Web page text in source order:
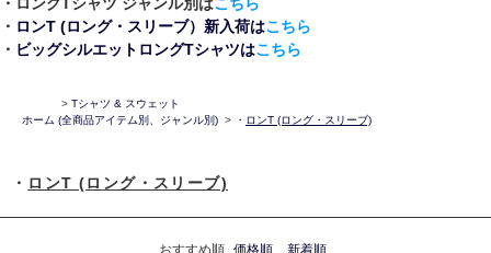
・ ロンT (ロング・スリーブ）新入荷はこちら
・ ビッグシルエットロングTシャツはこちら
ホーム
> Tシャツ & スウェット
(全商品アイテム別、ジャンル別) > ・ ロンT (ロング・スリーブ)
・ ロンT (ロング・スリーブ)
おすすめ順 価格順 新着順